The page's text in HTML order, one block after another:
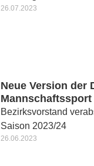
26.07.2023
Neue Version der
Bezirksvorstand
Saison 2023/24
26.06.2023